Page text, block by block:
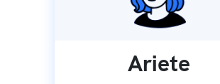
Ariete